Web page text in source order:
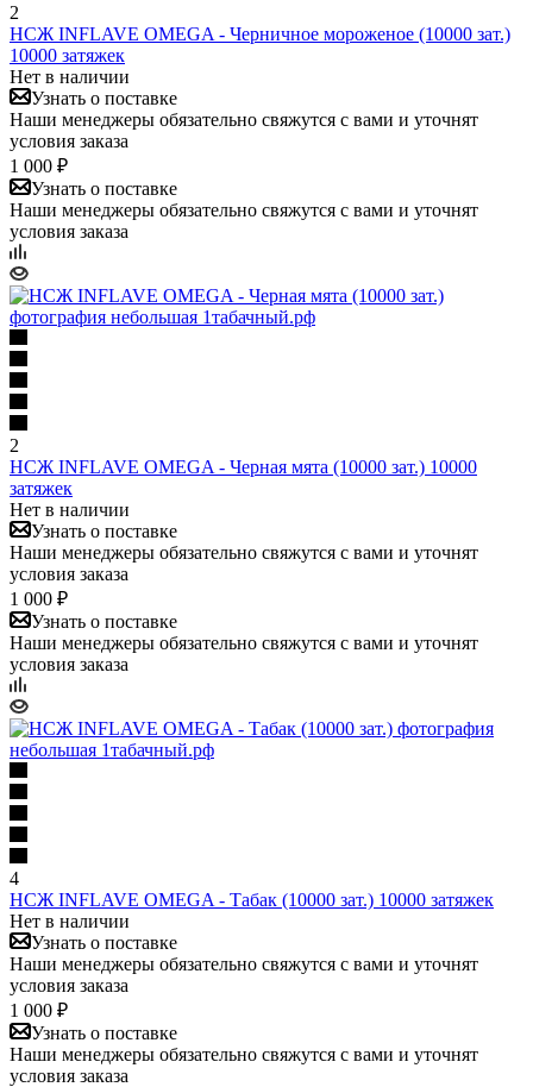
2
НСЖ INFLAVE OMEGA - Черничное мороженое (10000 зат.)
10000 затяжек
Нет в наличии
Узнать о поставке
Наши менеджеры обязательно свяжутся с вами и уточнят
условия заказа
1 000 ₽
Узнать о поставке
Наши менеджеры обязательно свяжутся с вами и уточнят
условия заказа
2
НСЖ INFLAVE OMEGA - Черная мята (10000 зат.) 10000
затяжек
Нет в наличии
Узнать о поставке
Наши менеджеры обязательно свяжутся с вами и уточнят
условия заказа
1 000 ₽
Узнать о поставке
Наши менеджеры обязательно свяжутся с вами и уточнят
условия заказа
4
НСЖ INFLAVE OMEGA - Табак (10000 зат.) 10000 затяжек
Нет в наличии
Узнать о поставке
Наши менеджеры обязательно свяжутся с вами и уточнят
условия заказа
1 000 ₽
Узнать о поставке
Наши менеджеры обязательно свяжутся с вами и уточнят
условия заказа